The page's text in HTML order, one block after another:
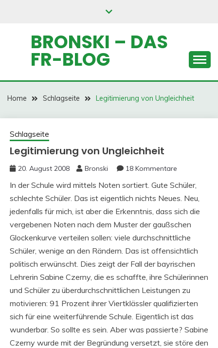
BRONSKI – DAS
FR-BLOG
Home Schlagseite Legitimierung von Ungleichheit
Schlagseite
Legitimierung von Ungleichheit
20. August 2008 Bronski 18 Kommentare
In der Schule wird mittels Noten sortiert. Gute Schüler,
schlechte Schüler. Das ist eigentlich nichts Neues. Neu,
jedenfalls für mich, ist aber die Erkenntnis, dass sich die
vergebenen Noten nach dem Muster der gaußschen
Glockenkurve verteilen sollen: viele durchschnittliche
Schüler, wenige an den Rändern. Das ist offensichtlich
politisch erwünscht. Dies zeigt der Fall der bayrischen
Lehrerin Sabine Czerny, die es schaffte, ihre Schülerinnen
und Schüler zu überdurchschnittlichen Leistungen zu
motivieren: 91 Prozent ihrer Viertklässler qualifizierten
sich für eine weiterführende Schule. Eigentlich ist das
wunderbar. So sollte es sein. Aber was passierte? Sabine
Czerny wurde mit der Begründung versetzt, sie störe den